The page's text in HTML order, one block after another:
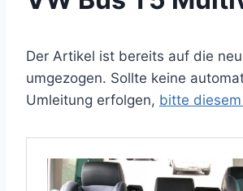
Der Artikel ist bereits auf die
umgezogen. Sollte keine
Umleitung erfolgen, bitte